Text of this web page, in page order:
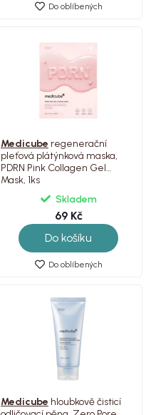
Do oblíbených
Medicube regenerační
pleťová plátýnková maska,
PDRN Pink Collagen Gel
Mask, 1ks
Skladem
69 Kč
Do košíku
Do oblíbených
Medicube hloubkově čisticí